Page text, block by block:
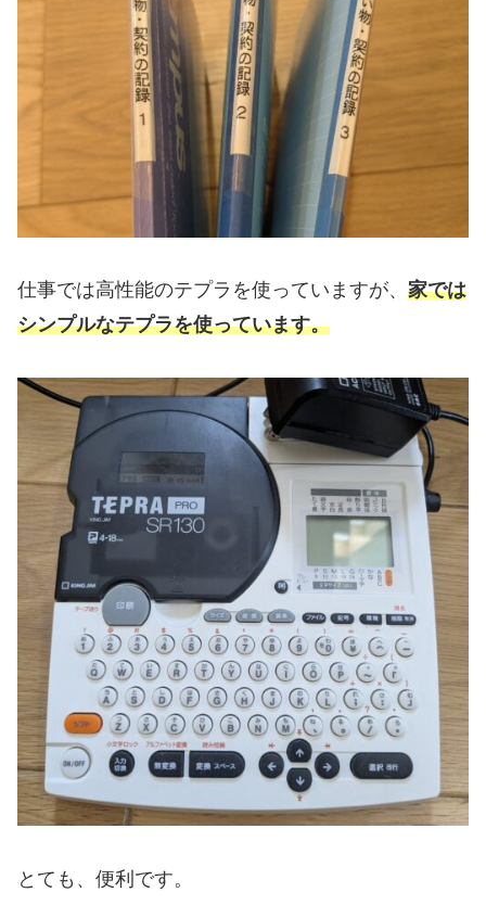
仕事では高性能のテプラを使っていますが、 家では
シンプルなテプラを使っています。
とても、便利です。